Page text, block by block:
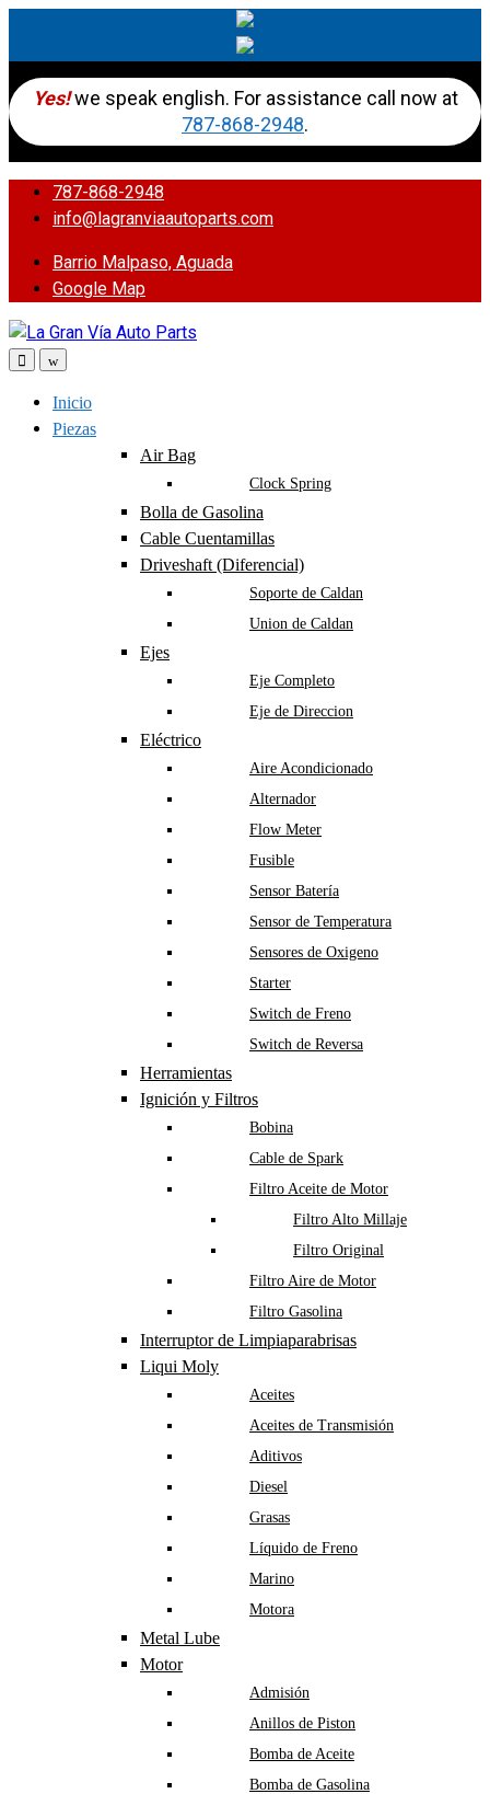
Yes! we speak english. For assistance call now at
787-868-2948.
787-868-2948
info@lagranviaautoparts.com
Barrio Malpaso, Aguada
Google Map
Inicio
Piezas
Air Bag
Clock Spring
Bolla de Gasolina
Cable Cuentamillas
Driveshaft (Diferencial)
Soporte de Caldan
Union de Caldan
Ejes
Eje Completo
Eje de Direccion
Eléctrico
Aire Acondicionado
Alternador
Flow Meter
Fusible
Sensor Batería
Sensor de Temperatura
Sensores de Oxigeno
Starter
Switch de Freno
Switch de Reversa
Herramientas
Ignición y Filtros
Bobina
Cable de Spark
Filtro Aceite de Motor
Filtro Alto Millaje
Filtro Original
Filtro Aire de Motor
Filtro Gasolina
Interruptor de Limpiaparabrisas
Liqui Moly
Aceites
Aceites de Transmisión
Aditivos
Diesel
Grasas
Líquido de Freno
Marino
Motora
Metal Lube
Motor
Admisión
Anillos de Piston
Bomba de Aceite
Bomba de Gasolina